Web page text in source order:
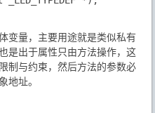
变量，主要用途就是类似私有
是出于属性只由方法操作，这
制与约束，然后方法的参数必
地址。